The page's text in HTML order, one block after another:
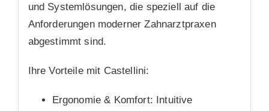
und Systemlösungen, die speziell auf die
Anforderungen moderner Zahnarztpraxen
abgestimmt sind.
Ihre Vorteile mit Castellini:
Ergonomie & Komfort: Intuitive